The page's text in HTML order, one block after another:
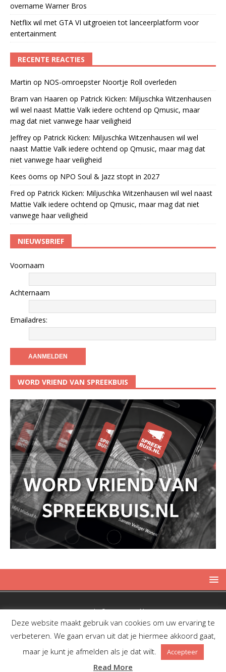
overname Warner Bros
Netflix wil met GTA VI uitgroeien tot lanceerplatform voor
entertainment
RECENTE REACTIES
Martin op NOS-omroepster Noortje Roll overleden
Bram van Haaren op Patrick Kicken: Miljuschka Witzenhausen
wil wel naast Mattie Valk iedere ochtend op Qmusic, maar
mag dat niet vanwege haar veiligheid
Jeffrey op Patrick Kicken: Miljuschka Witzenhausen wil wel
naast Mattie Valk iedere ochtend op Qmusic, maar mag dat
niet vanwege haar veiligheid
Kees öoms op NPO Soul & Jazz stopt in 2027
Fred op Patrick Kicken: Miljuschka Witzenhausen wil wel naast
Mattie Valk iedere ochtend op Qmusic, maar mag dat niet
vanwege haar veiligheid
NIEUWSBRIEF
Voornaam
Achternaam
Emailadres:
WORD VRIEND VAN SPREEKBUIS
Copyright © 2019 Spreekbuis
Deze website maakt gebruik van cookies om uw ervaring te
verbeteren. We gaan ervan uit dat je hiermee akkoord gaat,
maar je kunt je afmelden als je dat wilt.
Accepteer
Read More